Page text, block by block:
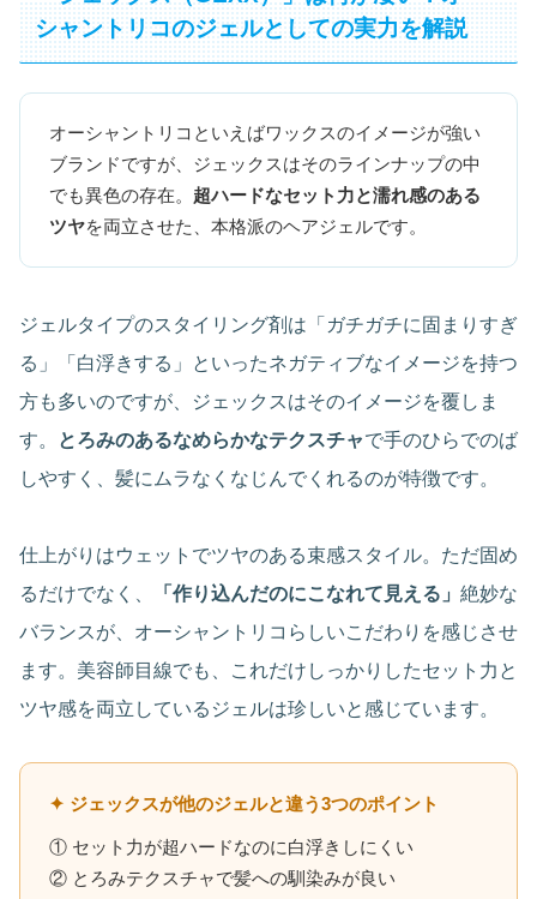
シャントリコのジェルとしての実力を解説
オーシャントリコといえばワックスのイメージが強い
ブランドですが、ジェックスはそのラインナップの中
でも異色の存在。 超ハードなセット力と濡れ感のある
ツヤを両立させた、本格派のヘアジェルです。
ジェルタイプのスタイリング剤は「ガチガチに固まりすぎ
る」「白浮きする」といったネガティブなイメージを持つ
方も多いのですが、ジェックスはそのイメージを覆しま
す。
とろみのあるなめらかなテクスチャで手のひらでのば
しやすく、髪にムラなくなじんでくれるのが特徴です。
仕上がりはウェットでツヤのある束感スタイル。ただ固め
るだけでなく、
「作り込んだのにこなれて見える」 絶妙な
バランスが、オーシャントリコらしいこだわりを感じさせ
ます。美容師目線でも、これだけしっかりしたセット力と
ツヤ感を両立しているジェルは珍しいと感じています。
✦ ジェックスが他のジェルと違う3つのポイント
① セット力が超ハードなのに白浮きしにくい
② とろみテクスチャで髪への馴染みが良い